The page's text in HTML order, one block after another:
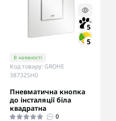
5
5
В наявності
Код товару: GROHE
38732SH0
Пневматична кнопка
до інсталяції біла
квадратна
0